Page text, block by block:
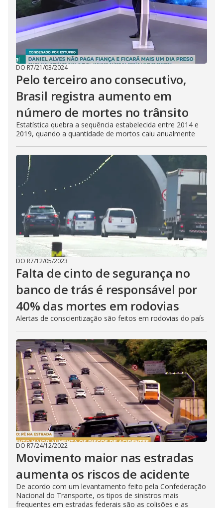
DO R7/21/03/2024
Pelo terceiro ano consecutivo,
Brasil registra aumento em
número de mortes no trânsito
Estatística quebra a sequência estabelecida entre 2014 e
2019, quando a quantidade de mortos caiu anualmente
DO R7/12/05/2023
Falta de cinto de segurança no
banco de trás é responsável por
40% das mortes em rodovias
Alertas de conscientização são feitos em rodovias do país
DO R7/24/12/2022
Movimento maior nas estradas
aumenta os riscos de acidente
De acordo com um levantamento feito pela Confederação
Nacional do Transporte, os tipos de sinistros mais
frequentes em estradas federais são as colisões e as